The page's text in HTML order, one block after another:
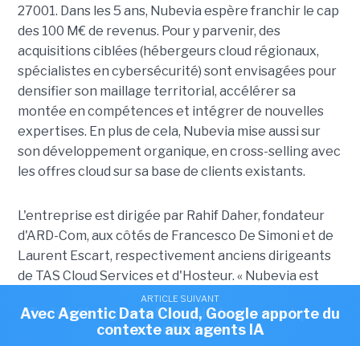
ARTICLE SUIVANT
Trois hébergeurs français fusionnent pour
créer Nubevia
27001. Dans les 5 ans, Nubevia espère franchir le cap
des 100 M€ de revenus. Pour y parvenir, des
acquisitions ciblées (hébergeurs cloud régionaux,
spécialistes en cybersécurité) sont envisagées pour
densifier son maillage territorial, accélérer sa
montée en compétences et intégrer de nouvelles
expertises. En plus de cela, Nubevia mise aussi sur
son développement organique, en cross-selling avec
les offres cloud sur sa base de clients existants.
L'entreprise est dirigée par Rahif Daher, fondateur
d'ARD-Com, aux côtés de Francesco De Simoni et de
Laurent Escart, respectivement anciens dirigeants
de TAS Cloud Services et d'Hosteur. « Nubevia est
l'aboutissement d'un pari que nous faisions depuis
plusieurs années : celui de créer un acteur
indépendant, ancré en France, certifié et de
ARTICLE SUIVANT
Avec Agentic Data Cloud, Google apporte du
contexte aux agents IA